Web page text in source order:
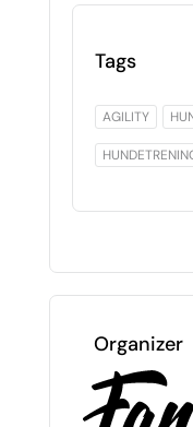
Tags
AGILITY
Organizer